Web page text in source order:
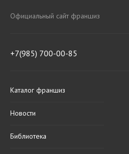
Официальный сайт франшиз
+7(985) 700-00-85
Каталог франшиз
Новости
Библиотека